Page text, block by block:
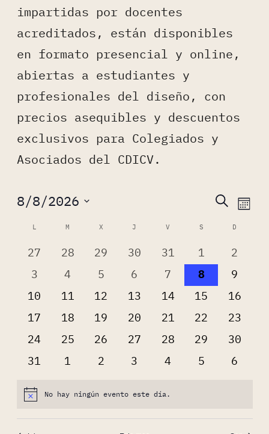
impartidas por docentes
acreditados, están disponibles
en formato presencial y online,
abiertas a estudiantes y
profesionales del diseño, con
precios asequibles y descuentos
exclusivos para Colegiados y
Asociados del CDICV.
de
Buscar
Mes
8/8/2026
fecha.
Calendario
de
Eventos
L M X J V S D
0
27
0
28
0
29
0
30
0
eventos
31
0
eventos
1
0
2
0
3
0
4
0
5
0
6
0
eventos
7
0
eventos
8
0
9
0
10
0
11
0
12
0
13
0
14
0
15
0
16
0
17
0
18
0
19
0
20
0
21
0
22
0
23
0
24
0
25
0
26
0
27
0
28
0
29
0
30
0
31
0
1
0
2
0
3
0
4
0
5
0
6
Aviso No hay ningún evento este día.